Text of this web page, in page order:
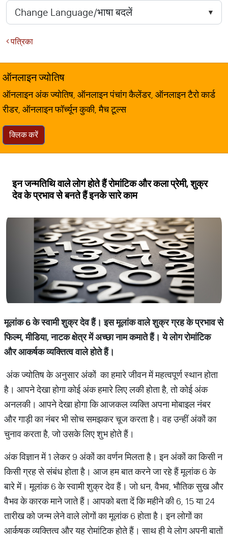
पत्रिका
ऑनलाइन ज्योतिष
ऑनलाइन अंक ज्योतिष, ऑनलाइन पंचांग कैलेंडर, ऑनलाइन टैरो कार्ड
रीडर, ऑनलाइन फॉर्च्यून कुकी, मैच टूल्स
क्लिक करें
इन जन्मतिथि वाले लोग होते हैं रोमांटिक और कला प्रेमी, शुक्र
देव के प्रभाव से बनते हैं इनके सारे काम
मूलांक 6केस्वामीशुक्रदेवहैं। इसमूलांकवालेशुक्रग्रहकेप्रभावसे
फिल्म,मीडिया,नाटकक्षेत्रमेंअच्छानामकमातेहैं। येलोगरोमांटिक
औरआकर्षकव्यक्तित्ववालेहोतेहैं।
अंक ज्योतिष के अनुसार अंकों का हमारे जीवन में महत्वपूर्ण स्थान होता
है। आपने देखा होगा कोई अंक हमारे लिए लकी होता है, तो कोई अंक
अनलकी। आपने देखा होगा कि आजकल व्यक्ति अपना मोबाइल नंबर
और गाड़ी का नंबर भी सोच समझकर चूज करता है। वह उन्हीं अंकों का
चुनाव करता है, जो उसके लिए शुभ होते हैं।
अंक विज्ञान में 1 लेकर 9 अंकों का वर्णन मिलता है। इन अंकों का किसी न
किसी ग्रह से संबंध होता है। आज हम बात करने जा रहे हैं मूलांक 6 के
बारे में। मूलांक 6 के स्वामी शुक्र देव हैं। जो धन, वैभव, भौतिक सुख और
वैभव के कारक माने जाते हैं। आपको बता दें कि महीने की 6, 15 या 24
तारीख को जन्म लेने वाले लोगों का मूलांक 6 होता है। इन लोगों का
आर्कषक व्यक्तित्व और यह रोमांटिक होते हैं। साथ ही ये लोग अपनी बातों